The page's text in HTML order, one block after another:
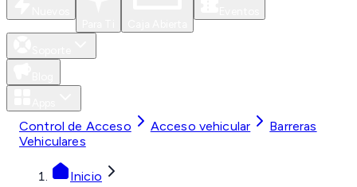
Control de Acceso Acceso vehicular
Barreras
Vehiculares
Inicio